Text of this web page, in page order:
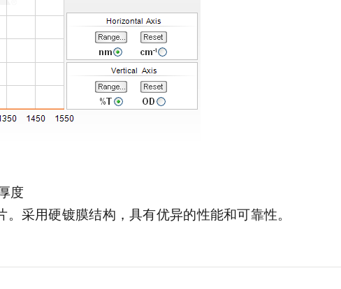
度
采用硬镀膜结构，具有优异的性能和可靠性。